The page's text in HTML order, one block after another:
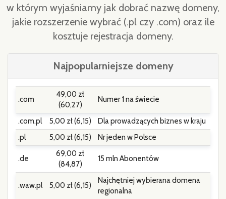
w którym wyjaśniamy jak dobrać nazwę domeny,
jakie rozszerzenie wybrać (.pl czy .com) oraz ile
kosztuje rejestracja domeny.
Najpopularniejsze domeny
.com
49,00 zł
(60,27)
Numer 1 na świecie
.com.pl 5,00 zł (6,15)
Dla prowadzących biznes w kraju
.pl
5,00 zł (6,15) Nr jeden w Polsce
.de
69,00 zł
(84,87)
15 mln Abonentów
.waw.pl 5,00 zł (6,15)
Najchętniej wybierana domena
regionalna